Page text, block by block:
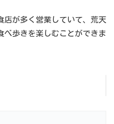
店が多く営業していて、荒天
べ歩きを楽しむことができま